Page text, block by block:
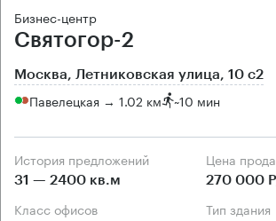
Бизнес-центр
Святогор-2
Москва, Летниковская улица, 10 с2
Павелецкая → 1.02 км ~10 мин
История предложений
31 — 2400 кв.м
Цена
270 000
Класс офисов Тип здания